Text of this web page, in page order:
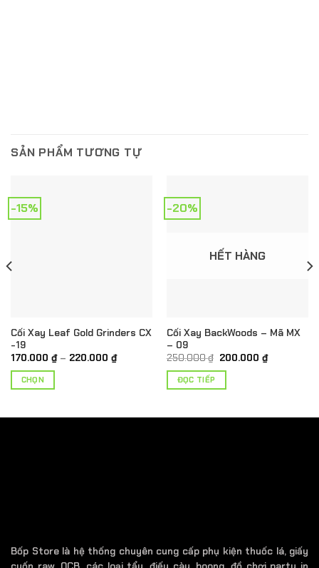
SẢN PHẨM TƯƠNG TỰ
-15%
Cối Xay Leaf Gold Grinders CX
-19
170.000 ₫ – 220.000 ₫Khoảng
giá:
CHỌN
có
thể
-20%
HẾT HÀNG
Cối Xay BackWoods – Mã MX
– 09
250.000₫ Giá
là:
200.000 ₫Giá
hiện
ĐỌC TIẾP
Bốp Store là hệ thống chuyên cung cấp phụ kiện thuốc lá, giấy